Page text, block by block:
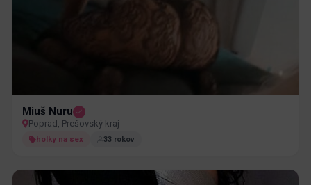
Miuš Nuru
Poprad, Prešovský kraj
holky na sex 33 rokov